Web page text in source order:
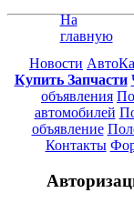
На
главную
Новости
Купить Запчасти
объявления
автомобилей
объявление
Контакты